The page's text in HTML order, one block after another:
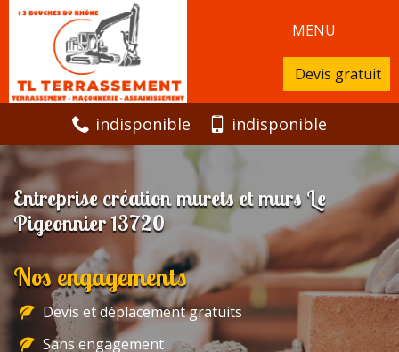
MENU
Devis gratuit
indisponible indisponible
Entreprise création murets et murs Le
Pigeonnier 13720
Nos engagements
Devis et déplacement gratuits
Sans engagement